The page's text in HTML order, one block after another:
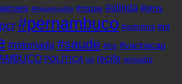
#miguelcoelho #mppe #olinda #oms
#pernambuco #petrolina #pt
#retomada #saude #tce #vacinacao
POLÍTICA pp recife vereador